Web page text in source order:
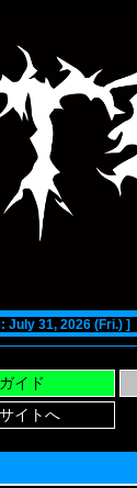
July 31, 2026 (Fri.) ]